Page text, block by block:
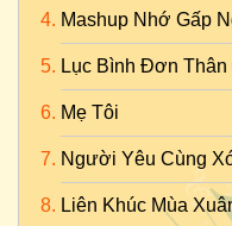
Mashup Nhớ Gấp
Lục Bình Đơn Thân
Mẹ Tôi
Người Yêu Cùng
Liên Khúc Mùa